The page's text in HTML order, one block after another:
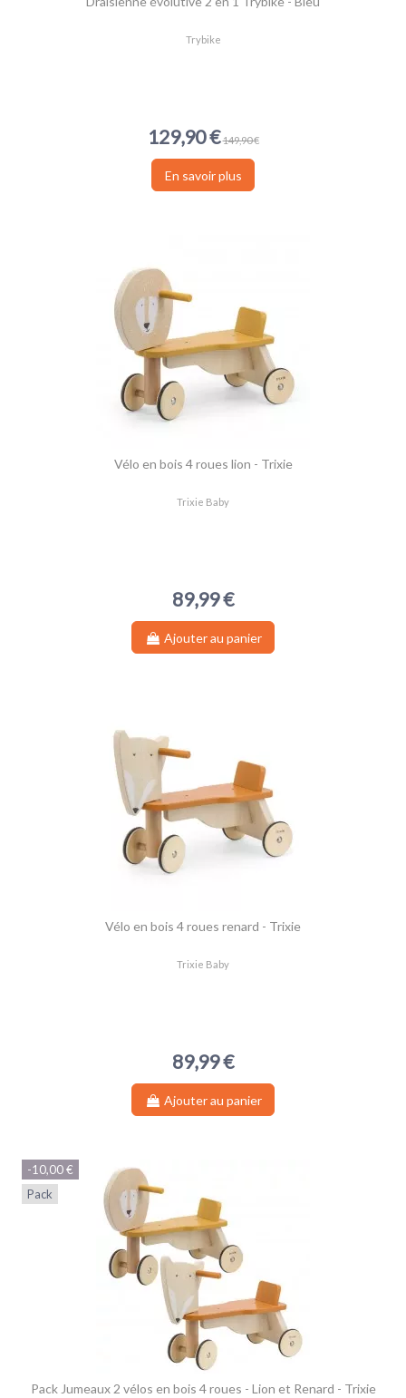
Trybike
129,90 € 149,90 €
En savoir plus
Vélo en bois 4 roues lion - Trixie
Trixie Baby
89,99 €
Ajouter au panier
Vélo en bois 4 roues renard - Trixie
Trixie Baby
89,99 €
Ajouter au panier
-10,00 €
Pack
Pack Jumeaux 2 vélos en bois 4 roues - Lion et Renard - Trixie